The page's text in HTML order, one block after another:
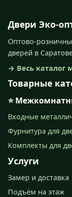
Двери Эко-
Оптово-
дверей в
→ Весь каталог
Товарные
⭐
Входные
Фурнитура для
Комплекты для
Услуги
Замер и доставка
Подъём на этаж